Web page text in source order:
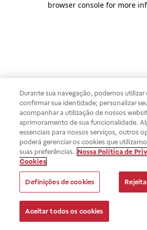
browser console for more
Durante sua navegação, podemos utilizar
confirmar sua identidade; personalizar
acompanhar a utilização de nossos
aprimoramento de sua funcionalidade.
essenciais para nossos serviços, outros
poderá gerenciar os cookies que
suas preferências. Nossa Política de
Cookies
Definições de cookies
Aceitar todos os cookies